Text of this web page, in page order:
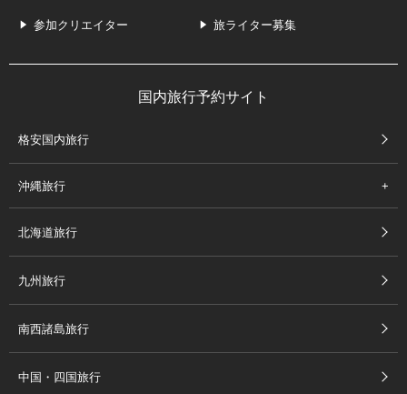
参加クリエイター 旅ライター募集
国内旅行予約サイト
格安国内旅行
沖縄旅行
北海道旅行
九州旅行
南西諸島旅行
中国・四国旅行